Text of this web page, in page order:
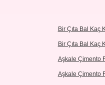
Bir Çıta Bal Kaç
Bir Çıta Bal Kaç
Aşkale Çimento
Aşkale Çimento